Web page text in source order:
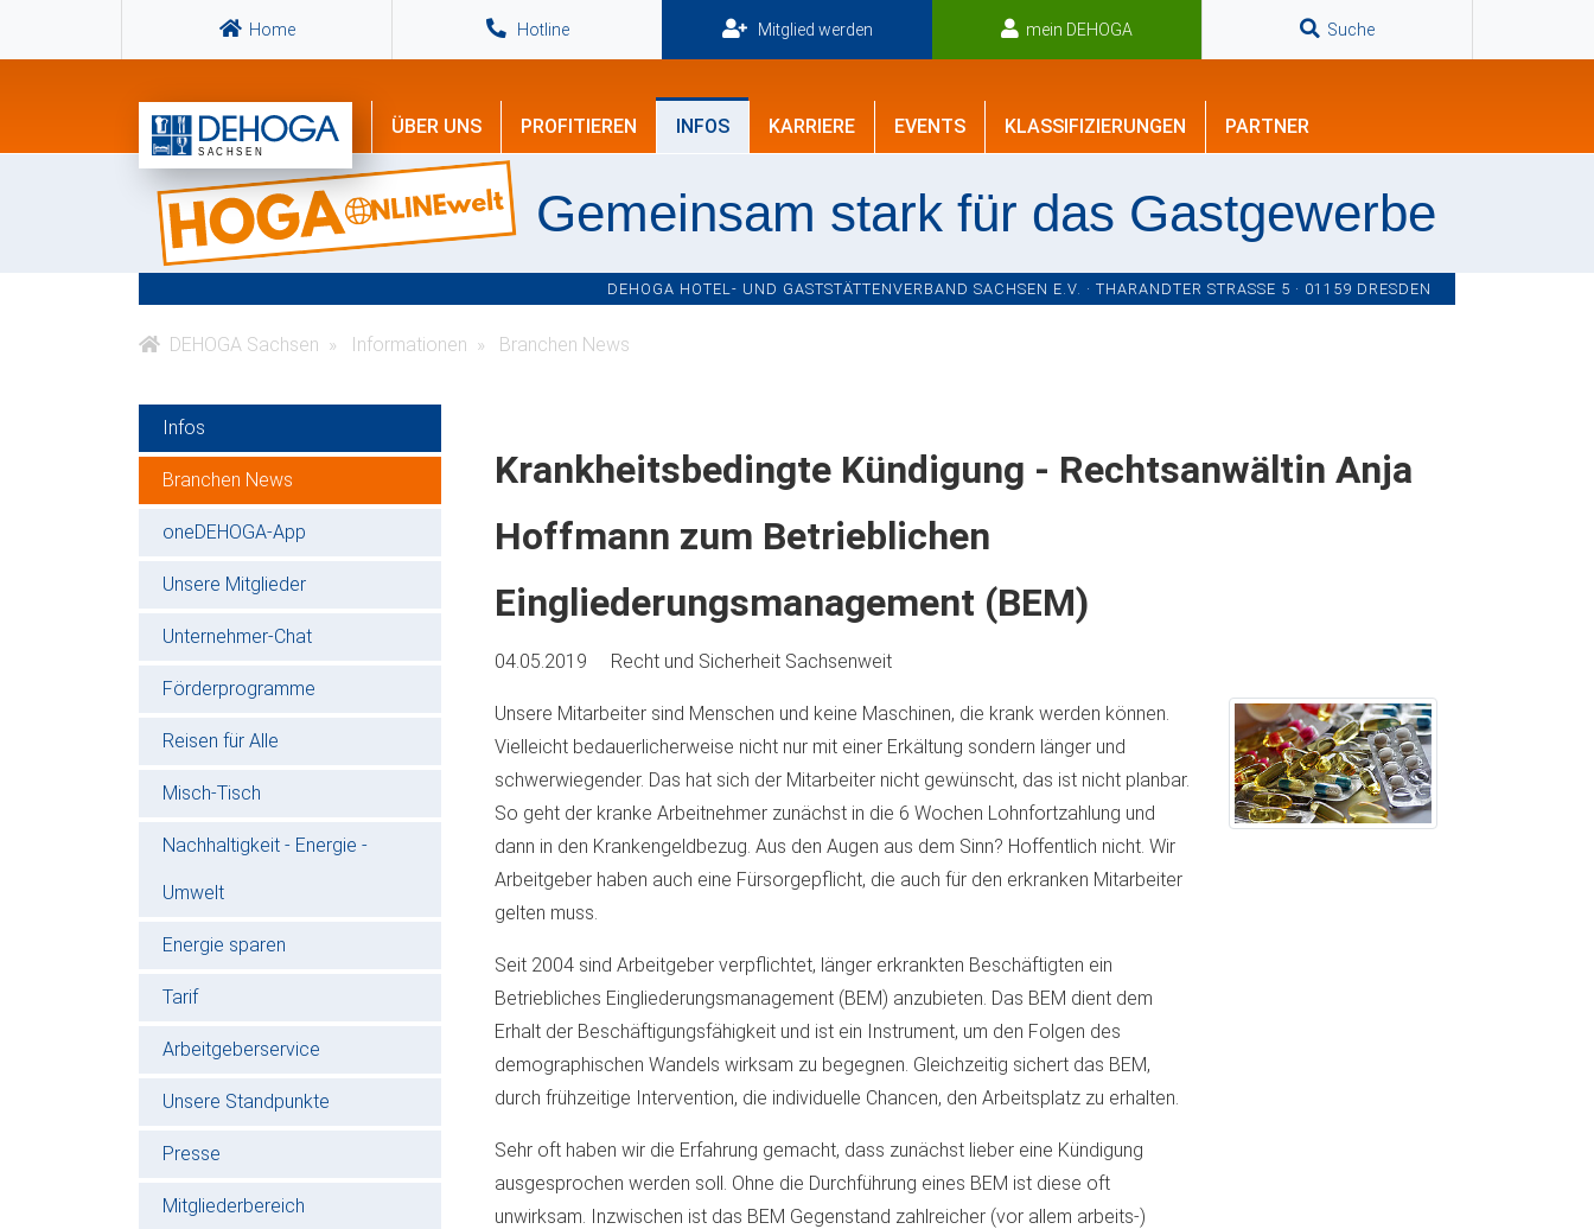
Home Hotline Mitglied werden mein DEHOGA Suche
ÜBER UNS PROFITIEREN INFOS KARRIERE EVENTS KLASSIFIZIERUNGEN PARTNER
Gemeinsam stark für das Gastgewerbe
DEHOGA HOTEL- UND GASTSTÄTTENVERBAND SACHSEN E.V. · THARANDTER STRASSE 5 · 01159 DRESDEN
DEHOGA Sachsen Informationen Branchen News
Infos
Branchen News
oneDEHOGA-App
Unsere Mitglieder
Unternehmer-Chat
Förderprogramme
Reisen für Alle
Misch-Tisch
Nachhaltigkeit - Energie -
Umwelt
Energie sparen
Tarif
Arbeitgeberservice
Unsere Standpunkte
Presse
Mitgliederbereich
Krankheitsbedingte Kündigung - Rechtsanwältin Anja
Hoffmann zum Betrieblichen
Eingliederungsmanagement (BEM)
04.05.2019 Recht und Sicherheit Sachsenweit
Unsere Mitarbeiter sind Menschen und keine Maschinen, die krank werden können.
Vielleicht bedauerlicherweise nicht nur mit einer Erkältung sondern länger und
schwerwiegender. Das hat sich der Mitarbeiter nicht gewünscht, das ist nicht planbar.
So geht der kranke Arbeitnehmer zunächst in die 6 Wochen Lohnfortzahlung und
dann in den Krankengeldbezug. Aus den Augen aus dem Sinn? Hoffentlich nicht. Wir
Arbeitgeber haben auch eine Fürsorgepflicht, die auch für den erkranken Mitarbeiter
gelten muss.
Seit 2004 sind Arbeitgeber verpflichtet, länger erkrankten Beschäftigten ein
Betriebliches Eingliederungsmanagement (BEM) anzubieten. Das BEM dient dem
Erhalt der Beschäftigungsfähigkeit und ist ein Instrument, um den Folgen des
demographischen Wandels wirksam zu begegnen. Gleichzeitig sichert das BEM,
durch frühzeitige Intervention, die individuelle Chancen, den Arbeitsplatz zu erhalten.
Sehr oft haben wir die Erfahrung gemacht, dass zunächst lieber eine Kündigung
ausgesprochen werden soll. Ohne die Durchführung eines BEM ist diese oft
unwirksam. Inzwischen ist das BEM Gegenstand zahlreicher (vor allem arbeits-)